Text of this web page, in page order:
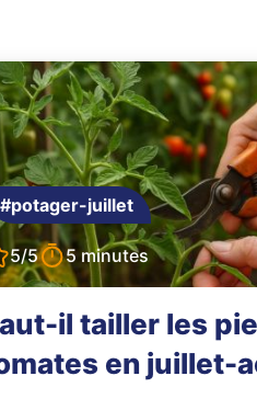
#potager-juillet
5/5 5 minutes
il tailler les
en juillet-